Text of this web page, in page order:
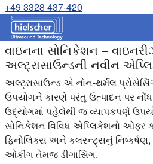
+49 3328 437-420
વાઇનના સોનિકેશન –
અલ્ટ્રાસાઉન્ડની નવીન
અલ્ટ્રાસાઉન્ડ એ નોન-થર્મલ
ઉપયોગને કારણે પરંતુ ઉત્પાદન પર
ઉદ્યોગમાં પહેલેથી જ વ્યાપકપણે
સોનિકેશન વિવિધ એપ્લિકેશનો ઓફર
ફિનોલિક્સ અને કલરન્ટ્સનું નિષ્કર્ષણ,
ઓકીંગ તેમજ ડીગાસિંગ.